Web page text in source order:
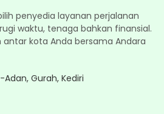
penyedia layanan perjalanan
waktu, tenaga bahkan finansial.
antar kota Anda bersama Andara
Gurah, Kediri